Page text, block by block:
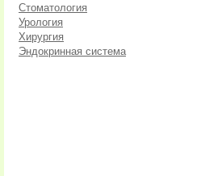
Стоматология
Урология
Хирургия
Эндокринная система